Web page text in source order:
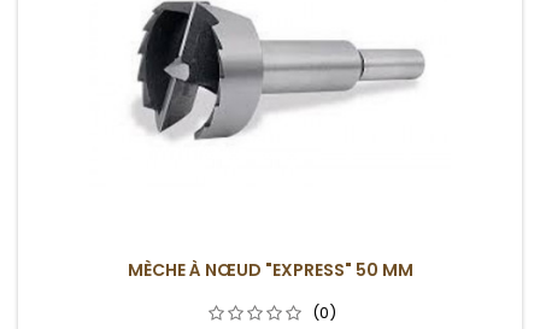
MÈCHE À NŒUD "EXPRESS" 50 MM
(0)